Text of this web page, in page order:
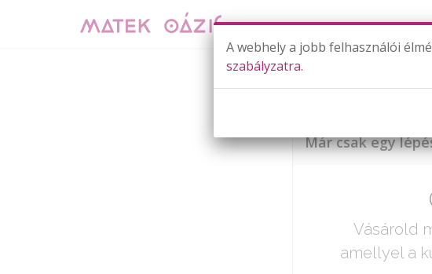
Már csak egy
Vásárold
amellyel a
A webhely a jobb felhasználói
szabályzatra.